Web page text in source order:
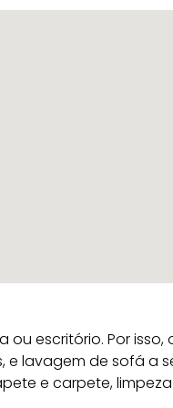
escritório. Por
lavagem de sofá a
e carpete,